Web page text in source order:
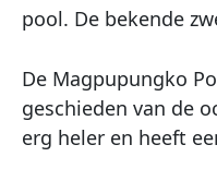
pool. De bekende
De Magpupungko
geschieden van de
erg heler en heeft